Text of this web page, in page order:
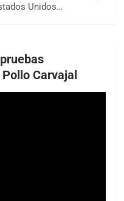
Unidos…
Carvajal